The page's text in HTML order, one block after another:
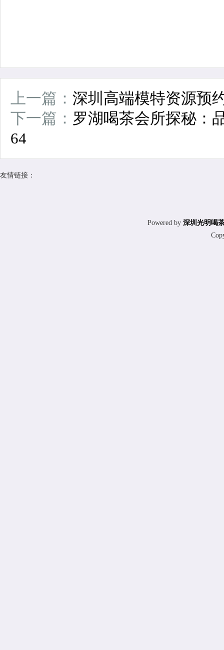
上一篇： 深圳高端模特资源预
下一篇： 罗湖喝茶会所探秘：
64
友情链接：
Powered by 深圳光明喝